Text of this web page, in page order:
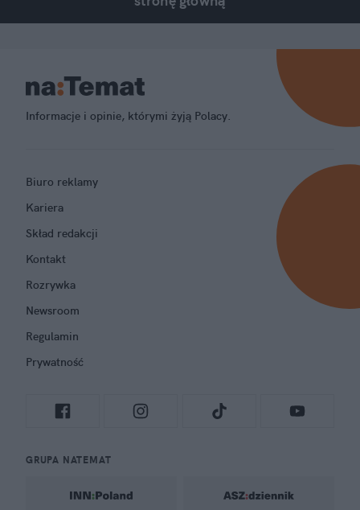
Informacje i opinie, którymi żyją Polacy.
Biuro reklamy
Kariera
Skład redakcji
Kontakt
Rozrywka
Newsroom
Regulamin
Prywatność
GRUPA NATEMAT